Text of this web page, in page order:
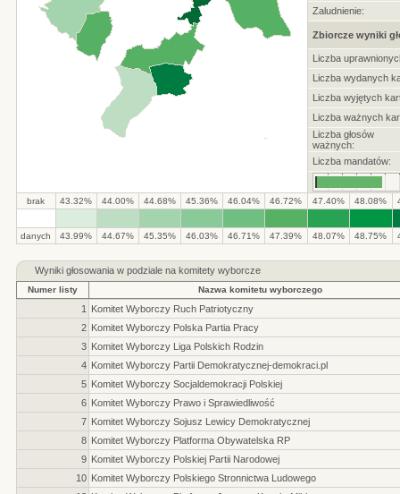
Zaludnienie:
Zbiorcze wyniki
Liczba
Liczba wydanych
Liczba wyjętych
Liczba ważnych
Liczba głosów
ważnych:
Liczba mandatów:
brak 43.32% 44.00% 44.68% 45.36% 46.04% 46.72% 47.40% 48.08%
danych 43.99% 44.67% 45.35% 46.03% 46.71% 47.39% 48.07% 48.75%
Wyniki głosowania w podziale na komitety wyborcze
Numer listy Nazwa komitetu wyborczego
1
Komitet Wyborczy Ruch Patriotyczny
2 Komitet Wyborczy Polska Partia Pracy
3 Komitet Wyborczy Liga Polskich Rodzin
4 Komitet Wyborczy Partii Demokratycznej-demokraci.pl
5 Komitet Wyborczy Socjaldemokracji Polskiej
6 Komitet Wyborczy Prawo i Sprawiedliwość
7 Komitet Wyborczy Sojusz Lewicy Demokratycznej
8 Komitet Wyborczy Platforma Obywatelska RP
9 Komitet Wyborczy Polskiej Partii Narodowej
10 Komitet Wyborczy Polskiego Stronnictwa Ludowego